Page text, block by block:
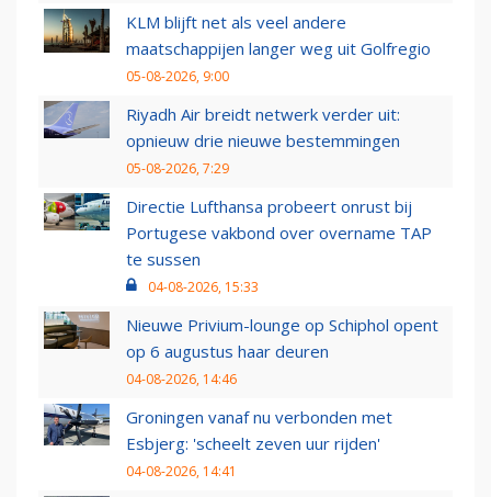
KLM blijft net als veel andere
maatschappijen langer weg uit Golfregio
05-08-2026, 9:00
Riyadh Air breidt netwerk verder uit:
opnieuw drie nieuwe bestemmingen
05-08-2026, 7:29
Directie Lufthansa probeert onrust bij
Portugese vakbond over overname TAP
te sussen
04-08-2026, 15:33
Nieuwe Privium-lounge op Schiphol opent
op 6 augustus haar deuren
04-08-2026, 14:46
Groningen vanaf nu verbonden met
Esbjerg: 'scheelt zeven uur rijden'
04-08-2026, 14:41